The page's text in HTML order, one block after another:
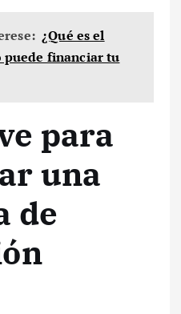
¿Qué es el
financiar tu
para
una
de